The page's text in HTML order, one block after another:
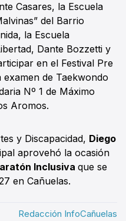
Casares, la Escuela
del Barrio
la Escuela
Dante Bozzetti y
en el Festival Pre
de Taekwondo
Nº 1 de Máximo
Aromos.
y Discapacidad, Diego
aprovehó la ocasión
Inclusiva que se
en Cañuelas.
Redacción InfoCañuelas